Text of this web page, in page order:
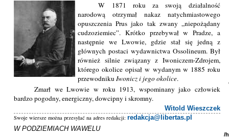
W 1871 roku za swoją działalność
narodową otrzymał nakaz natychmiastowego
opuszczenia Prus jako tak zwany „niepożądany
cudzoziemiec”. Krótko przebywał w Pradze, a
następnie we Lwowie, gdzie stał się jedną z
głównych postaci wydawnictwa Ossolineum. Był
również silnie związany z Iwoniczem-Zdrojem,
którego okolice opisał w wydanym w 1885 roku
przewodnikuIwonicz i jego okolice.
Zmarł we Lwowie w roku 1913, wspominany jako człowiek
bardzo pogodny, energiczny, dowcipny i skromny.
Witold Wieszczek
Swoje wiersze można przesyłać na adres redakcji:redakcja@libertas.pl
W PODZIEMIACH WAWELU
/